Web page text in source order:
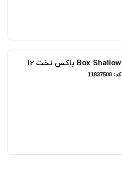
Box Shallow باکس تخت 12
کد: 11837500